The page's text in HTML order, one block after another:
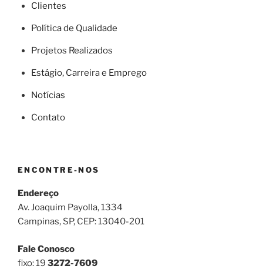
Clientes
Política de Qualidade
Projetos Realizados
Estágio, Carreira e Emprego
Notícias
Contato
ENCONTRE-NOS
Endereço
Av. Joaquim Payolla, 1334
Campinas, SP, CEP: 13040-201
Fale Conosco
fixo: 19 3272-7609